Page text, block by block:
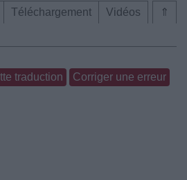
⇑
Téléchargement
Vidéos
traduction Corriger une erreur